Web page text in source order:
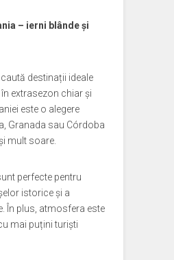
– ierni blânde și
destinații ideale
extrasezon chiar și
este o alegere
Granada sau Córdoba
mult soare.
perfecte pentru
istorice și a
În plus, atmosfera este
mai puțini turiști